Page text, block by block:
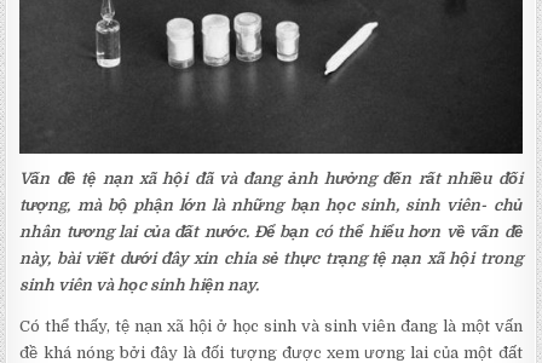
Vấn đề tệ nạn xã hội đã và đang ảnh hưởng đến rất nhiều đối
tượng, mà bộ phận lớn là những bạn học sinh, sinh viên- chủ
nhân tương lai của đất nước. Để bạn có thể hiểu hơn về vấn đề
này, bài viết dưới đây xin chia sẻ thực trạng tệ nạn xã hội trong
sinh viên và học sinh hiện nay.
Có thể thấy, tệ nạn xã hội ở học sinh và sinh viên đang là một vấn
đề khá nóng bởi đây là đối tượng được xem ương lai của một đất